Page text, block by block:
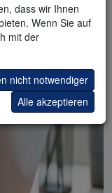
dass wir Ihnen
Wenn Sie auf
mit der
nicht notwendiger
Alle akzeptieren